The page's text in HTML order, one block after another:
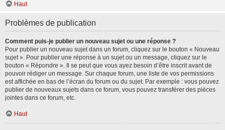
Haut
Problèmes de publication
Comment puis-je publier un nouveau sujet ou une réponse ?
Pour publier un nouveau sujet dans un forum, cliquez sur le bouton « Nouveau
sujet ». Pour publier une réponse à un sujet ou un message, cliquez sur le
bouton « Répondre ». Il se peut que vous ayez besoin d’être inscrit avant de
pouvoir rédiger un message. Sur chaque forum, une liste de vos permissions
est affichée en bas de l’écran du forum ou du sujet. Par exemple : vous pouvez
publier de nouveaux sujets dans ce forum, vous pouvez transférer des pièces
jointes dans ce forum, etc.
Haut